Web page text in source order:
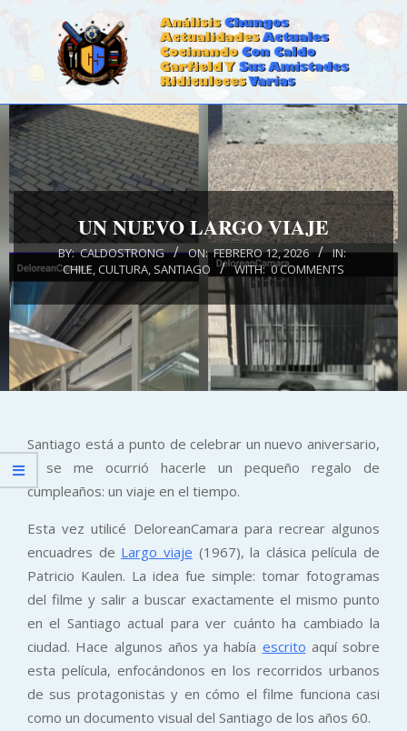
CALDOSTRONG.COM
Primary
Navigation
Menu
UN NUEVO LARGO VIAJE
BY: CALDOSTRONG ON: FEBRERO 12, 2026
IN:
CHILE CULTURA SANTIAGO WITH: 0 COMMENTS
Santiago está a punto de celebrar un nuevo aniversario,
y se me ocurrió hacerle un pequeño regalo de
cumpleaños: un viaje en el tiempo.
Esta vez utilicé DeloreanCamara para recrear algunos
encuadres de Largo viaje (1967), la clásica película de
Patricio Kaulen. La idea fue simple: tomar fotogramas
del filme y salir a buscar exactamente el mismo punto
en el Santiago actual para ver cuánto ha cambiado la
ciudad. Hace algunos años ya había escrito aquí sobre
esta película, enfocándonos en los recorridos urbanos
de sus protagonistas y en cómo el filme funciona casi
como un documento visual del Santiago de los años 60.